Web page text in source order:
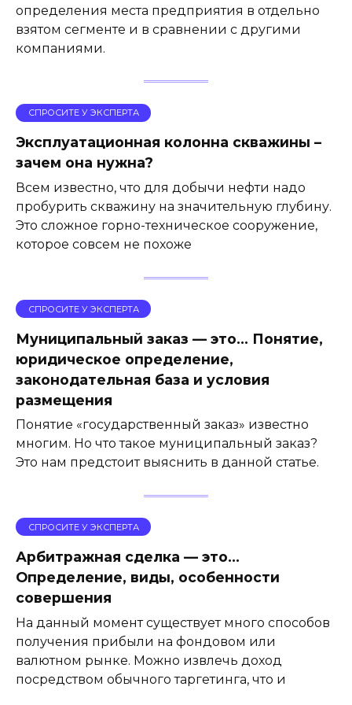
определения места предприятия в отдельно
взятом сегменте и в сравнении с другими
компаниями.
СПРОСИТЕ У ЭКСПЕРТА
Эксплуатационная колонна скважины –
зачем она нужна?
Всем известно, что для добычи нефти надо
пробурить скважину на значительную глубину.
Это сложное горно-техническое сооружение,
которое совсем не похоже
СПРОСИТЕ У ЭКСПЕРТА
Муниципальный заказ — это… Понятие,
юридическое определение,
законодательная база и условия
размещения
Понятие «государственный заказ» известно
многим. Но что такое муниципальный заказ?
Это нам предстоит выяснить в данной статье.
СПРОСИТЕ У ЭКСПЕРТА
Арбитражная сделка — это…
Определение, виды, особенности
совершения
На данный момент существует много способов
получения прибыли на фондовом или
валютном рынке. Можно извлечь доход
посредством обычного таргетинга, что и